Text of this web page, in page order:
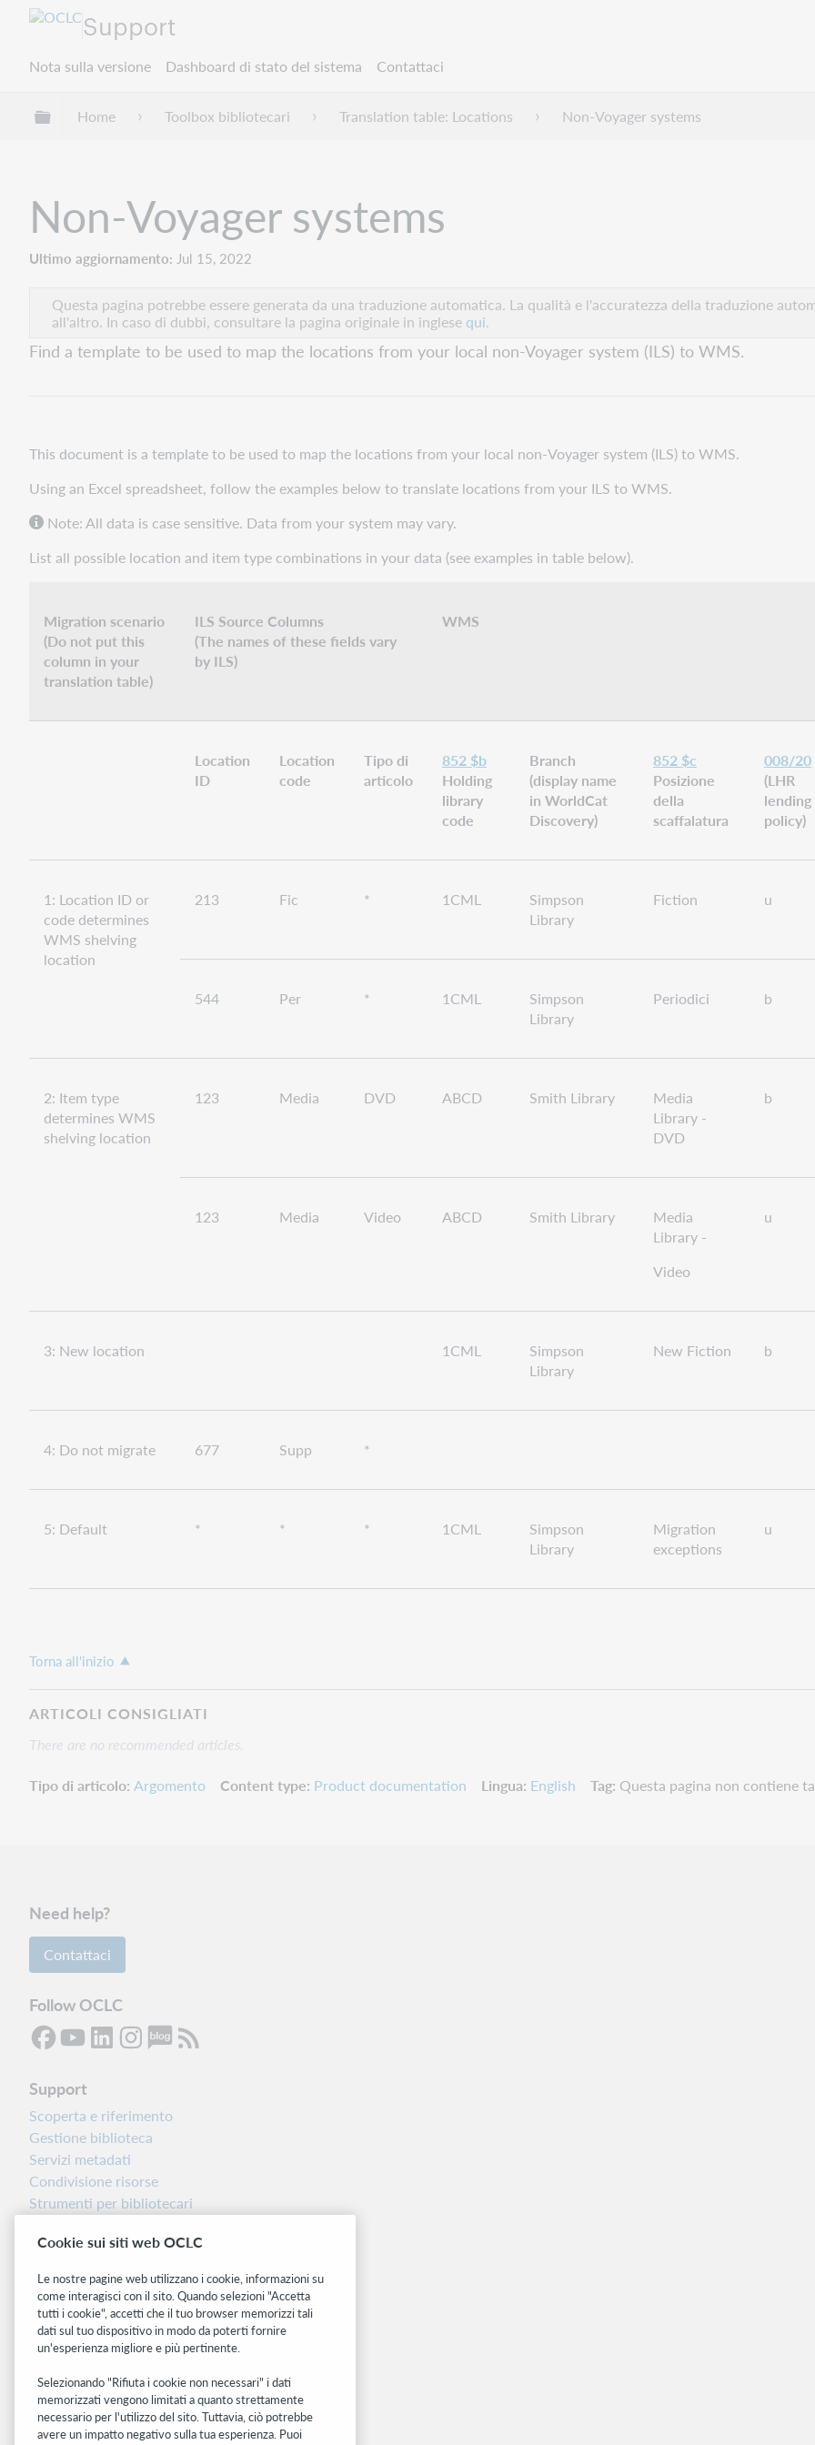
Support
Nota sulla versione Dashboard di stato del sistema Contattaci
Espandi/comprimi la gerarchia globale
Home Toolbox bibliotecari Translation table: Locations Non-Voyager systems
Non-Voyager systems
Ultimo aggiornamento Jul 15, 2022
Questa pagina potrebbe essere generata da una traduzione automatica. La qualità e l'accuratezza della traduzione
all'altro. In caso di dubbi, consultare la pagina originale in inglese qui.
Find a template to be used to map the locations from your local non-Voyager system (ILS) to WMS.
This document is a template to be used to map the locations from your local non-Voyager system (ILS) to WMS.
Using an Excel spreadsheet, follow the examples below to translate locations from your ILS to WMS.
Note: All data is case sensitive. Data from your system may vary.
List all possible location and item type combinations in your data (see examples in table below).
Migration scenario
(Do not put this
column in your
translation table)
ILS Source Columns
(The names of these fields vary
by ILS)
WMS
Location
ID
Location
code
Tipo di
articolo
852 $b
Holding
library
code
Branch
(display name
in WorldCat
Discovery)
852 $c
Posizione
della
scaffalatura
008/20
(LHR
lending
policy)
1: Location ID or
code determines
WMS shelving
location
213 Fic * 1CML
Simpson
Library
Fiction u
544 Per * 1CML
Simpson
Library
Periodici b
2: Item type
determines WMS
shelving location
123 Media DVD ABCD Smith Library
Media
Library -
DVD
b
123 Media Video ABCD Smith Library
Media
Library -
Video
u
3: New location 1CML
Simpson
Library
New Fiction b
4: Do not migrate 677 Supp *
5: Default * * * 1CML
Simpson
Library
Migration
exceptions
u
Torna all'inizio
ARTICOLI CONSIGLIATI
There are no recommended articles.
Tipo di articolo Argomento Content type Product documentation Lingua English Tag Questa pagina non contiene
Need help?
Contattaci
Follow OCLC
Support
Scoperta e riferimento
Gestione biblioteca
Servizi metadati
Condivisione risorse
Strumenti per bibliotecari
Dashboard di stato del sistema
Siti correlati
OCLC.org
BibFormats
Community
Ricerca
WebJunction
Rete sviluppatori
Cookie sui siti web OCLC
Le nostre pagine web utilizzano i cookie, informazioni su
come interagisci con il sito. Quando selezioni "Accetta
tutti i cookie", accetti che il tuo browser memorizzi tali
dati sul tuo dispositivo in modo da poterti fornire
un'esperienza migliore e più pertinente.
Selezionando "Rifiuta i cookie non necessari" i dati
memorizzati vengono limitati a quanto strettamente
necessario per l'utilizzo del sito. Tuttavia, ciò potrebbe
avere un impatto negativo sulla tua esperienza. Puoi